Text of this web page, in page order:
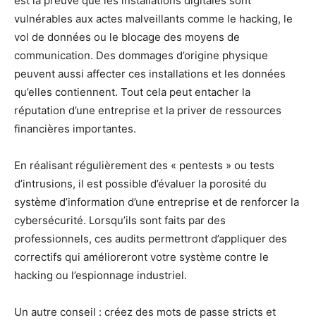
vulnérables aux actes malveillants comme le hacking, le
vol de données ou le blocage des moyens de
communication. Des dommages d’origine physique
peuvent aussi affecter ces installations et les données
qu’elles contiennent. Tout cela peut entacher la
réputation d’une entreprise et la priver de ressources
financières importantes.
En réalisant régulièrement des « pentests » ou tests
d’intrusions, il est possible d’évaluer la porosité du
système d’information d’une entreprise et de renforcer la
cybersécurité. Lorsqu’ils sont faits par des
professionnels, ces audits permettront d’appliquer des
correctifs qui amélioreront votre système contre le
hacking ou l’espionnage industriel.
Un autre conseil : créez des mots de passe stricts et